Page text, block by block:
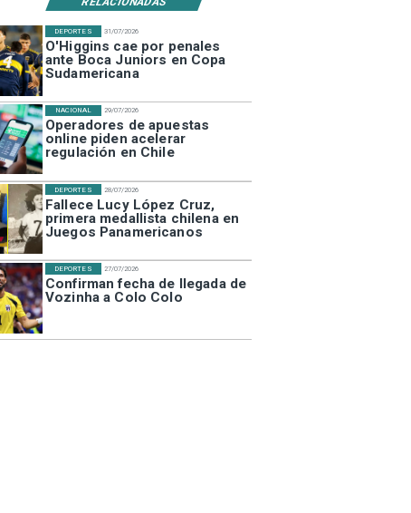
31/07/2026
O'Higgins cae por penales
ante Boca Juniors en Copa
Sudamericana
DEPORTES
29/07/2026
Operadores de apuestas
online piden acelerar
regulación en Chile
NACIONAL
28/07/2026
Fallece Lucy López Cruz,
primera medallista chilena en
Juegos Panamericanos
DEPORTES
27/07/2026
Confirman fecha de llegada de
Vozinha a Colo Colo
DEPORTES